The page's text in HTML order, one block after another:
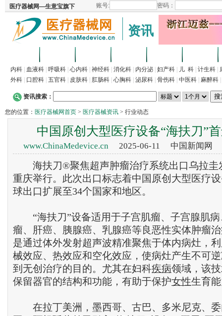
资讯
内科 血液科 呼吸科 心内科 神经科 消化科 内分泌 妇产科 儿 科 计生科
外科
口腔科 五官科 皮肤科 肛肠科 心胸科 泌尿科 骨伤科 中医科 麻醉科
资讯搜索：
您的位置： 医疗器械网首页 > 医疗器械资讯 > 行业动态
中国原创大型医疗设备“海扶刀”
www.ChinaMedevice.cn 2025-06-11 中国新闻网
海扶刀®聚焦超声肿瘤治疗系统出口乌拉圭
重庆举行。此次出口标志着中国原创大型医疗
球出口扩展至34个国家和地区。
“海扶刀”设备适用于子宫肌瘤、子宫腺肌病
瘤、肝癌、胰腺癌、乳腺癌等良恶性实体肿瘤
是通过体外发射超声波精准聚焦于体内病灶，
械效应、热效应和空化效应，使病灶产生不可
到无创治疗的目的。尤其在妇科疾病领域，该
保留器官的结构和功能，有助于保护女性生育
在拉丁美洲，墨西哥、古巴、多米尼克、委